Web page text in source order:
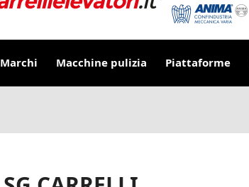
Marchi Macchine pulizia Piattaforme